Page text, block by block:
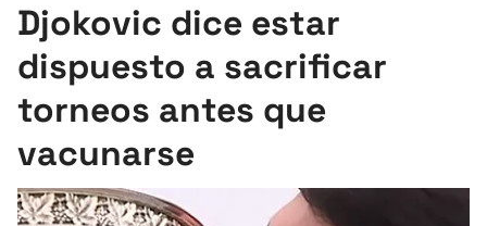
Pelota
Remo
Djokovic dice estar
dispuesto a sacrificar
torneos antes que
vacunarse